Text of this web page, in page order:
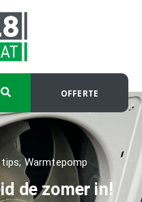
OFFERTE
tips, Warmtepomp
de zomer in!